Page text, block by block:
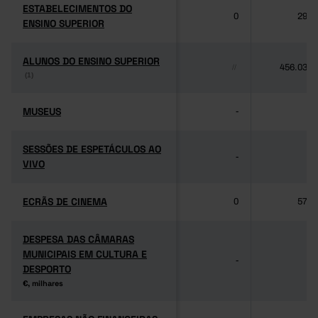
ESTABELECIMENTOS DO
ENSINO SUPERIOR
ESTABELECIMENTOS DO
ENSINO SUPERIOR
0 292
ALUNOS DO ENSINO SUPERIOR
(1)
ALUNOS DO ENSINO SUPERIOR
(1)
456.032
MUSEUS
MUSEUS -
SESSÕES DE ESPETÁCULOS AO
VIVO
SESSÕES DE ESPETÁCULOS AO
VIVO
-
ECRÃS DE CINEMA
ECRÃS DE CINEMA 0 579
DESPESA DAS CÂMARAS
MUNICIPAIS EM CULTURA E
DESPORTO
€, milhares
DESPESA DAS CÂMARAS
MUNICIPAIS EM CULTURA E
DESPORTO
€, milhares
-